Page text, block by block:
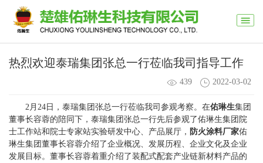
热烈欢迎泰瑞集团张总一行莅临我司指导工作
439 2022-03-02
2月24日，泰瑞集团张总一行莅临我司参观考察。在佑琳生集团
董事长容蓉的陪同下，泰瑞集团张总一行先后参观了佑琳生集团院
士工作站和院士专家站实验研发中心、产品展厅， 防火涂料厂家佑
琳生集团董事长容蓉介绍了企业概况、发展历程、企业文化及企业
发展目标。董事长容蓉着重介绍了装配式配套产业链新材料产品的